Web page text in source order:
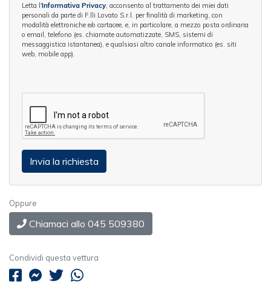
Letta l'Informativa Privacy , acconsento al trattamento dei miei dati
personali da parte di F.lli Lovato S.r.l. per finalità di marketing, con
modalità elettroniche e/o cartacee, e, in particolare, a mezzo posta ordinaria
o email, telefono (es. chiamate automatizzate, SMS, sistemi di
messaggistica istantanea), e qualsiasi altro canale informatico (es. siti
web, mobile app).
Oppure
Chiamaci allo 045 509380
Condividi questa vettura